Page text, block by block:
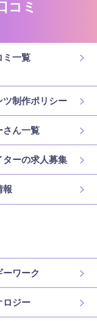
コミ
ミ一覧
ツ制作ポリシー
さん一覧
ターの求人募集
報
ワーク
ロジー